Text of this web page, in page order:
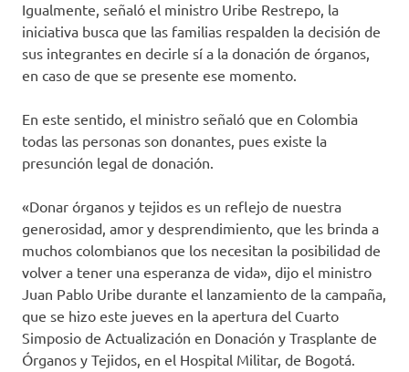
Igualmente, señaló el ministro Uribe Restrepo, la
iniciativa busca que las familias respalden la decisión de
sus integrantes en decirle sí a la donación de órganos,
en caso de que se presente ese momento.
En este sentido, el ministro señaló que en Colombia
todas las personas son donantes, pues existe la
presunción legal de donación.
«Donar órganos y tejidos es un reflejo de nuestra
generosidad, amor y desprendimiento, que les brinda a
muchos colombianos que los necesitan la posibilidad de
volver a tener una esperanza de vida», dijo el ministro
Juan Pablo Uribe durante el lanzamiento de la campaña,
que se hizo este jueves en la apertura del Cuarto
Simposio de Actualización en Donación y Trasplante de
Órganos y Tejidos, en el Hospital Militar, de Bogotá.